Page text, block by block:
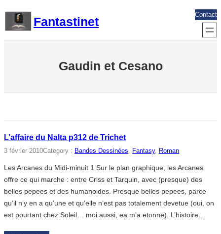
contenu
Fantastinet
Contact
Gaudin et Cesano
L’affaire du Nalta p312 de Trichet
3 février 2010Category : Bandes Dessinées, Fantasy, Roman
Les Arcanes du Midi-minuit 1 Sur le plan graphique, les Arcanes
offre ce qui marche : entre Criss et Tarquin, avec (presque) des
belles pepees et des humanoides. Presque belles pepees, parce
qu’il n’y en a qu’une et qu’elle n’est pas totalement devetue (oui, on
est pourtant chez Soleil… moi aussi, ea m’a etonne). L’histoire…